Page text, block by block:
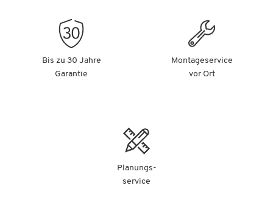
Bis zu 30 Jahre
Garantie
Montageservice
vor Ort
Planungs-
service